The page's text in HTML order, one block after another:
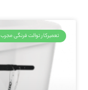
تعمیرکار توالت فرنگی مجرب